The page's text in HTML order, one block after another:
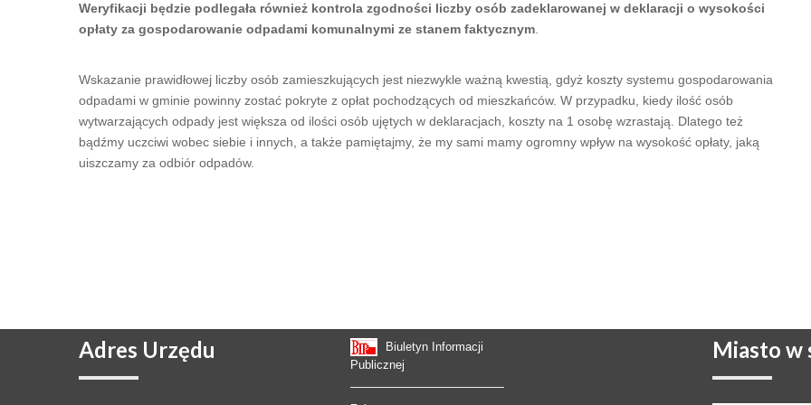
Weryfikacji będzie podlegała również kontrola zgodności liczby osób zadeklarowanej w deklaracji o wysokości
opłaty za gospodarowanie odpadami komunalnymi ze stanem faktycznym
Wskazanie prawidłowej liczby osób zamieszkujących jest niezwykle ważną kwestią, gdyż koszty systemu gospodarowania
odpadami w gminie powinny zostać pokryte z opłat pochodzących od mieszkańców. W przypadku, kiedy ilość osób
wytwarzających odpady jest większa od ilości osób ujętych w deklaracjach, koszty na 1 osobę wzrastają. Dlatego też
bądźmy uczciwi wobec siebie i innych, a także pamiętajmy, że my sami mamy ogromny wpływ na wysokość opłaty, jaką
uiszczamy za odbiór odpadów.
Adres Urzędu
Biuletyn Informacji
Publicznej
Miasto w